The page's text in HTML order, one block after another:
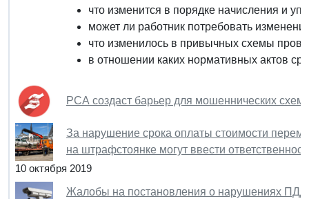
что изменится в порядке начисления и
может ли работник потребовать
что изменилось в привычных схемы
в отношении каких нормативных актов
РСА создаст барьер для мошеннических
За нарушение срока оплаты стоимости
на штрафстоянке могут ввести
10 октября 2019
Жалобы на постановления о нарушениях